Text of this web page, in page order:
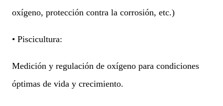
oxígeno, protección contra la corrosión, etc.)
• Piscicultura:
Medición y regulación de oxígeno para condiciones
óptimas de vida y crecimiento.